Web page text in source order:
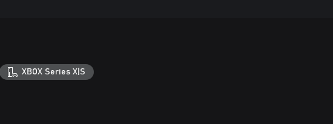
XBOX Series X|S